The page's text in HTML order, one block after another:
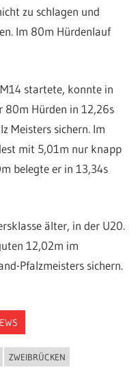
zu schlagen und
Im 80m Hürdenlauf
startete, konnte in
80m Hürden in 12,26s
Meisters sichern. Im
mit 5,01m nur knapp
belegte er in 13,34s
älter, in der U20.
12,02m im
Pfalzmeisters sichern.
ZWEIBRÜCKEN